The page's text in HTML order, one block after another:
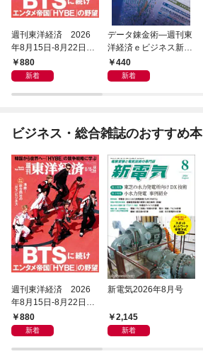
週刊東洋経済 2026
年8月15日-8月22日合
併号880
新着
データ錬金術―週刊東
洋経済ｅビジネス新書
Ｎo.493
440
新着
ビジネス・総合雑誌のおすすめ本
週刊東洋経済 2026
年8月15日-8月22日合
併号880
新着
新電気2026年8月号
2,145
新着